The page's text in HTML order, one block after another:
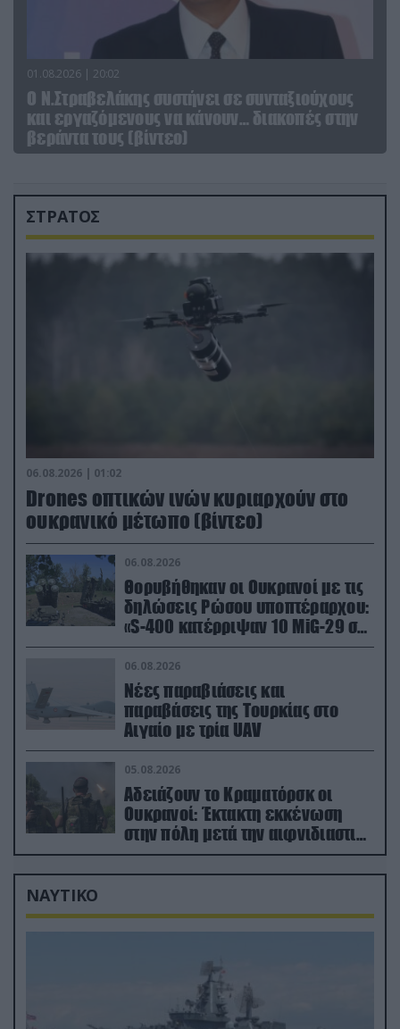
01.08.2026 | 20:02
Ο Ν.Στραβελάκης συστήνει σε συνταξιούχους
και εργαζόμενους να κάνουν… διακοπές στην
βεράντα τους (βίντεο)
ΣΤΡΑΤΟΣ
06.08.2026 | 01:02
Drones οπτικών ινών κυριαρχούν στο
ουκρανικό μέτωπο (βίντεο)
06.08.2026
Θορυβήθηκαν οι Ουκρανοί με τις
δηλώσεις Ρώσου υποπτέραρχου:
«S-400 κατέρριψαν 10 MiG-29 σε
μόλις μια μέρα!»
06.08.2026
Νέες παραβιάσεις και
παραβάσεις της Τουρκίας στο
Αιγαίο με τρία UAV
05.08.2026
Αδειάζουν το Κραματόρσκ οι
Ουκρανοί: Έκτακτη εκκένωση
στην πόλη μετά την αιφνιδιαστική
προώθηση των Ρώσων (βίντεο)
ΝΑΥΤΙΚΟ